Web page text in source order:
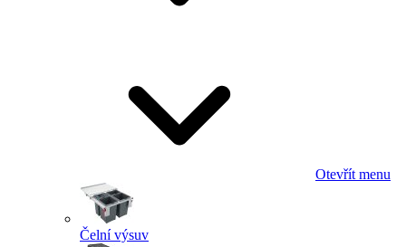
Otevřít menu
Čelní výsuv